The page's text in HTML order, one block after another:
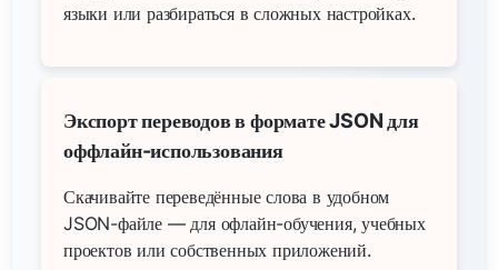
языки или разбираться в сложных настройках.
Экспорт переводов в формате JSON для
оффлайн-использования
Скачивайте переведённые слова в удобном
JSON-файле — для офлайн-обучения, учебных
проектов или собственных приложений.